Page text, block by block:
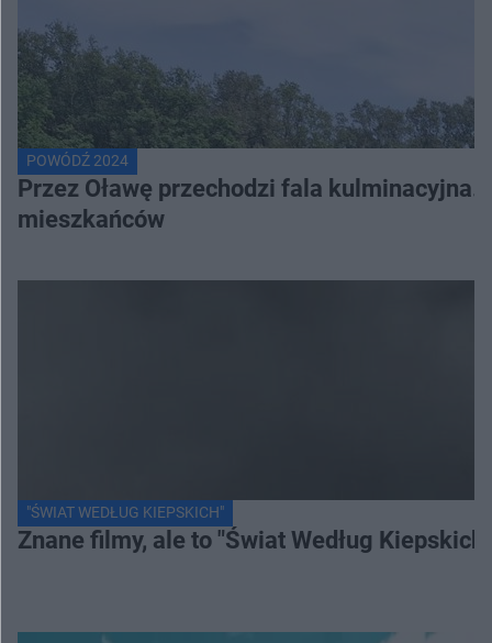
POWÓDŹ 2024
Przez Oławę przechodzi fala
mieszkańców
"ŚWIAT WEDŁUG KIEPSKICH"
Znane filmy, ale to "Świat Według